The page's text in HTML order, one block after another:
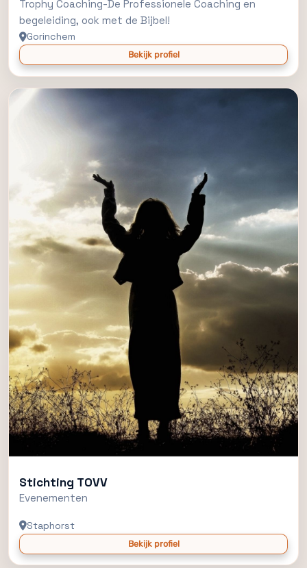
Trophy Coaching-De Professionele Coaching en
begeleiding, ook met de Bijbel!
Gorinchem
Bekijk profiel
Stichting TOVV
Evenementen
Staphorst
Bekijk profiel